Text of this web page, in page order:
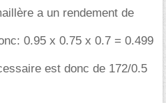
a un rendement de
0.95 x 0.75 x 0.7 = 0.499
est donc de 172/0.5